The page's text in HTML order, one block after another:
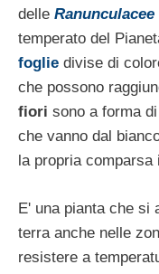
delle Ranunculacee
temperato del
foglie divise di
che possono
fiori sono a forma
che vanno dal
la propria comparsa
E' una pianta che si
terra anche nelle
resistere a